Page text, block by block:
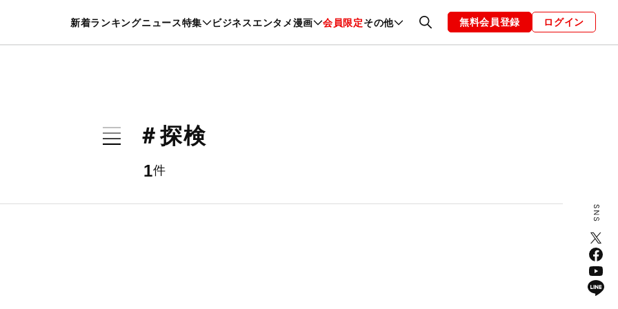
新着ランキングニュース特集 ビジネスエンタメ漫画 会員限定その他
暮らし スポーツ ヘルスケア 美容 グルメ ファッション 恋愛・結婚 編集部 お知らせ
無料会員登録 ログイン
＃探検
1件